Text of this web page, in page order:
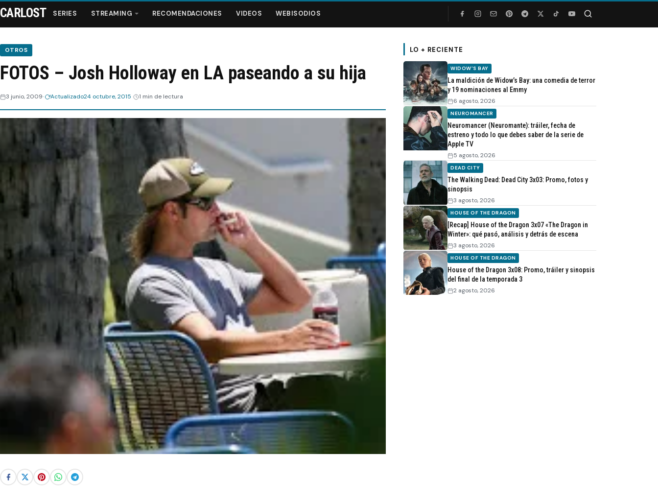
Series
Streaming
Recomendaciones
Webisodios
CARLOST SERIES STREAMING RECOMENDACIONES VIDEOS WEBISODIOS
OTROS
FOTOS – Josh Holloway en LA paseando a su hija
3 junio, 2009 Actualizado24 octubre, 2015 1 min de lectura
LO + RECIENTE
WIDOW'S BAY
La maldición de Widow’s Bay: una comedia de terror
y 19 nominaciones al Emmy
6 agosto, 2026
NEUROMANCER
Neuromancer (Neuromante): tráiler, fecha de
estreno y todo lo que debes saber de la serie de
Apple TV
5 agosto, 2026
DEAD CITY
The Walking Dead: Dead City 3x03: Promo, fotos y
sinopsis
3 agosto, 2026
HOUSE OF THE DRAGON
[Recap] House of the Dragon 3x07 «The Dragon in
Winter»: qué pasó, análisis y detrás de escena
3 agosto, 2026
HOUSE OF THE DRAGON
House of the Dragon 3x08: Promo, tráiler y sinopsis
del final de la temporada 3
2 agosto, 2026